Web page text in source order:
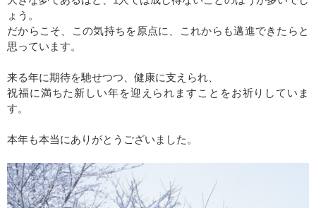
ょう。
だからこそ、この気持ちを原点に、これからも邁進できたらと
思っています。
来る年に期待を馳せつつ、健康に支えられ、
祝福に満ちた新しい年を迎えられますことをお祈りしていま
す。
本年も本当にありがとうございました。